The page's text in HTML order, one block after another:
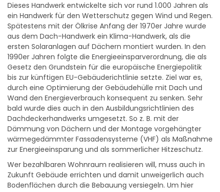
Dieses Handwerk entwickelte sich vor rund 1.000 Jahren als
ein Handwerk für den Wetterschutz gegen Wind und Regen.
Spätestens mit der Ölkrise Anfang der 1970er Jahre wurde
aus dem Dach-Handwerk ein Klima-Handwerk, als die
ersten Solaranlagen auf Dächern montiert wurden. In den
1990er Jahren folgte die Energieeinsparverordnung, die als
Gesetz den Grundstein für die europäische Energiepolitik
bis zur künftigen EU-Gebäuderichtlinie setzte. Ziel war es,
durch eine Optimierung der Gebäudehülle mit Dach und
Wand den Energieverbrauch konsequent zu senken. Sehr
bald wurde dies auch in den Ausbildungsrichtlinien des
Dachdeckerhandwerks umgesetzt. So z. B. mit der
Dämmung von Dächern und der Montage vorgehängter
wärmegedämmter Fassadensysteme (VHF) als Maßnahme
zur Energieeinsparung und als sommerlicher Hitzeschutz.
Wer bezahlbaren Wohnraum realisieren will, muss auch in
Zukunft Gebäude errichten und damit unweigerlich auch
Bodenflächen durch die Bebauung versiegeln. Um hier